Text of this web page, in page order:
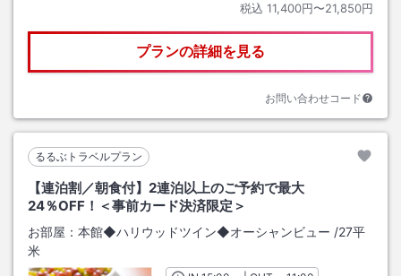
税込 11,400円〜21,850円
プランの詳細を見る
お問い合わせコード
るるぶトラベルプラン
【連泊割／朝食付】2連泊以上のご予約で最大
24％OFF！＜事前カード決済限定＞
お部屋： 本館◆ハリウッドツイン◆オーシャンビュー /27平
米